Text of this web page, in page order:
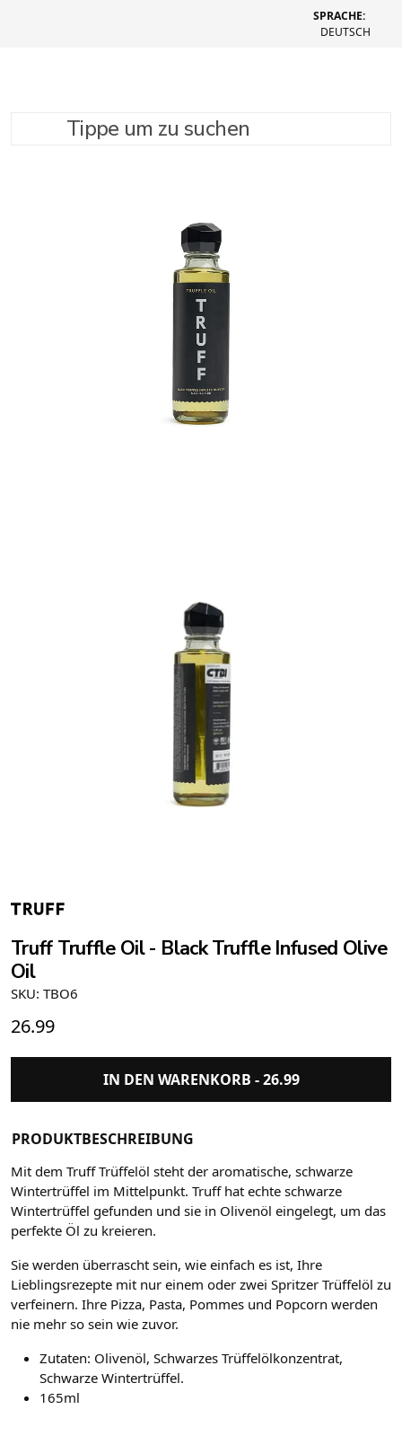
SPRACHE:
DEUTSCH
Tippe um zu suchen
Truff Truffle Oil - Black Truffle Infused Olive
Oil
SKU: TBO6
26.99
IN DEN WARENKORB -26.99
PRODUKTBESCHREIBUNG
Mit dem Truff Trüffelöl steht der aromatische, schwarze
Wintertrüffel im Mittelpunkt. Truff hat echte schwarze
Wintertrüffel gefunden und sie in Olivenöl eingelegt, um das
perfekte Öl zu kreieren.
Sie werden überrascht sein, wie einfach es ist, Ihre
Lieblingsrezepte mit nur einem oder zwei Spritzer Trüffelöl zu
verfeinern. Ihre Pizza, Pasta, Pommes und Popcorn werden
nie mehr so sein wie zuvor.
Zutaten: Olivenöl, Schwarzes Trüffelölkonzentrat,
Schwarze Wintertrüffel.
165ml